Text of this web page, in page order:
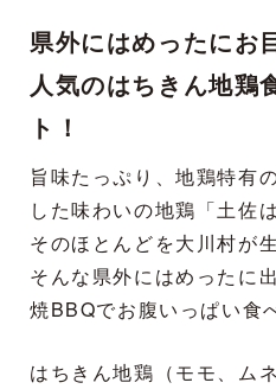
県外にはめったにお
人気のはちきん地鶏
ト！
旨味たっぷり、地鶏特有
した味わいの地鶏「土佐
そのほとんどを大川村が
そんな県外にはめったに
焼BBQでお腹いっぱい食
はちきん地鶏（モモ、ム